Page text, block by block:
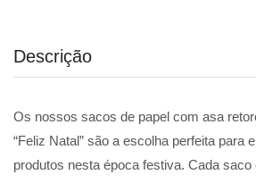
Descrição
Os nossos sacos de papel com asa
“Feliz Natal” são a escolha perfeita para
produtos nesta época festiva. Cada